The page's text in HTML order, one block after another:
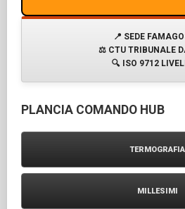
📍 SEDE
⚖️ CTU TRIBUNALE
🔍 ISO 9712
PLANCIA COMANDO HUB
TERMOGRAFIA
MILLESIMI